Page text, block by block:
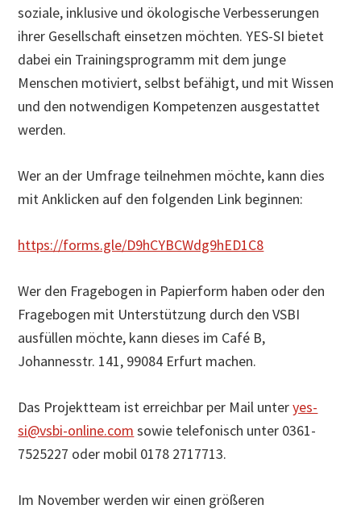
soziale, inklusive und ökologische Verbesserungen
ihrer Gesellschaft einsetzen möchten. YES-SI bietet
dabei ein Trainingsprogramm mit dem junge
Menschen motiviert, selbst befähigt, und mit Wissen
und den notwendigen Kompetenzen ausgestattet
werden.
Wer an der Umfrage teilnehmen möchte, kann dies
mit Anklicken auf den folgenden Link beginnen:
https://forms.gle/D9hCYBCWdg9hED1C8
Wer den Fragebogen in Papierform haben oder den
Fragebogen mit Unterstützung durch den VSBI
ausfüllen möchte, kann dieses im Café B,
Johannesstr. 141, 99084 Erfurt machen.
Das Projektteam ist erreichbar per Mail unteryes-
si@vsbi-online.com sowie telefonisch unter 0361-
7525227 oder mobil 0178 2717713.
Im November werden wir einen größeren